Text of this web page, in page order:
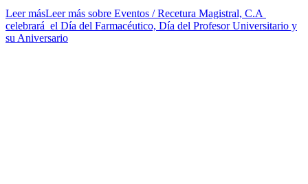
Leer másLeer más sobre Eventos / Recetura Magistral, C.A
celebrará el Día del Farmacéutico, Día del Profesor Universitario y
su Aniversario